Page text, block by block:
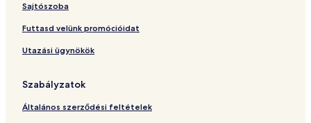
n
l
v
e
u
s
v
t
m
n
o
t
l
Sajtószoba
Futtasd velünk promócióidat
Utazási ügynökök
Szabályzatok
Általános szerződési feltételek